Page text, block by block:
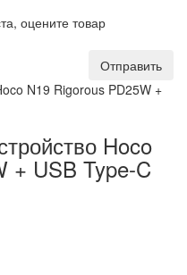
оцените товар
Отправить
Hoco
+ USB Type-C